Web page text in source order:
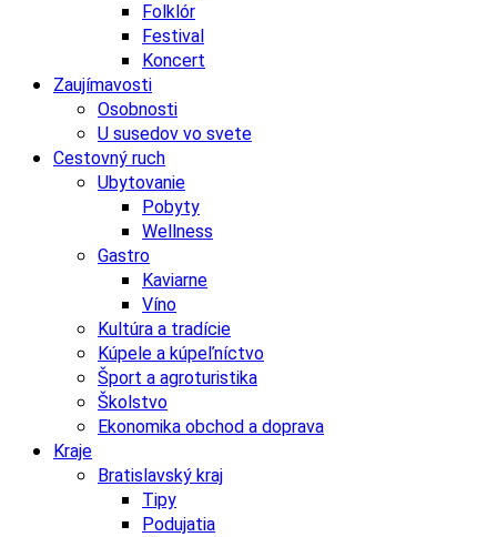
Folklór
Festival
Koncert
Zaujímavosti
Osobnosti
U susedov vo svete
Cestovný ruch
Ubytovanie
Pobyty
Wellness
Gastro
Kaviarne
Víno
Kultúra a tradície
Kúpele a kúpeľníctvo
Šport a agroturistika
Školstvo
Ekonomika obchod a doprava
Kraje
Bratislavský kraj
Tipy
Podujatia